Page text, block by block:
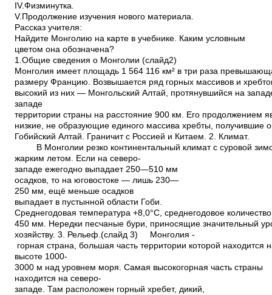
IV.Физминутка.
V.Продолжение изучения нового материала.
Рассказ учителя:
Найдите Монголию на карте в учебнике. Каким условным
цветом она обозначена?
1.Общие сведения о Монголии (слайд2)
Монголия имеет площадь 1 564 116 км² в три раза
размеру Францию. Возвышается ряд горных массивов и
высокий из них — Монгольский Алтай, протянувшийся на
западе
территории страны на расстояние 900 км. Его продолжением
низкие, не образующие единого массива хребты, получившие
Гобийский Алтай. Граничит с Россией и Китаем. 2. Климат.
В Монголии резко континентальный климат с суровой
жарким летом. Если на северо­
западе ежегодно выпадает 250—510 мм
осадков, то на юго­востоке — лишь 230—
250 мм, ещё меньше осадков
выпадает в пустынной области Гоби.
Среднегодовая температура +8,0°С, среднегодовое
450 мм. Нередки песчаные бури, приносящие значительный
хозяйству. 3. Рельеф.(слайд 3) Монголия ­
горная страна, большая часть территории которой находится
высоте 1000­
3000 м над уровнем моря. Самая высокогорная часть страны
находится на северо­
западе. Там расположен горный хребет, дикий,